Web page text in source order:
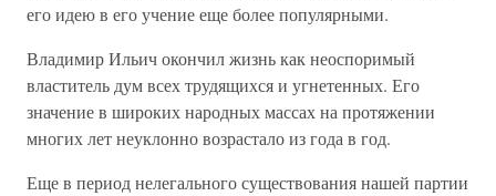
его идею в его учение еще более популярными.
Владимир Ильич окончил жизнь как неоспоримый
властитель дум всех трудящихся и угнетенных. Его
значение в широких народных массах на протяжении
многих лет неуклонно возрастало из года в год.
Еще в период нелегального существования нашей партии